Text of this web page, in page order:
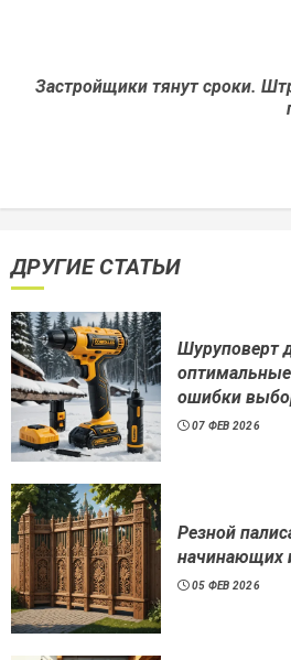
Next
Застройщики тянут сроки.
ДРУГИЕ СТАТЬИ
Шуруповерт
оптимальные
ошибки
07 ФЕВ 2026
Резной
начинающих
05 ФЕВ 2026